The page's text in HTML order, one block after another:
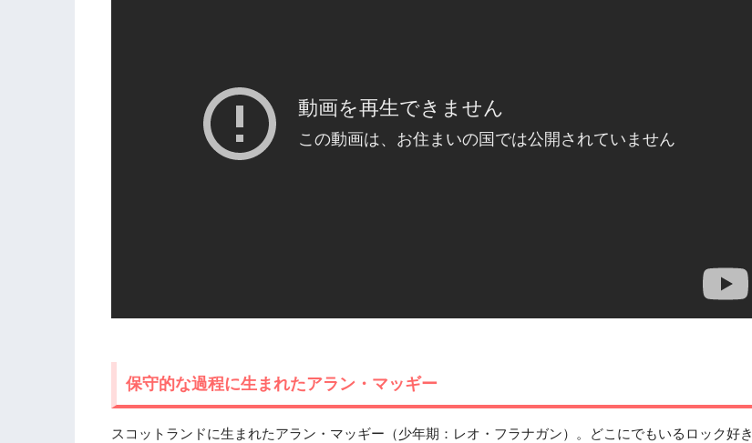
保守的な過程に生まれたアラン・マッギー
スコットランドに生まれたアラン・マッギー（少年期：レオ・フラナガン）。どこにでもいるロック好き